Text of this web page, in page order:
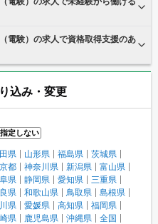
電験）の求人で資格取得支援のあ
込み・変更
指定しない
県 山形県 福島県
茨城県
都 神奈川県 新潟県
富山県
県 静岡県 愛知県
三重県
県 和歌山県 鳥取県
島根県
県 愛媛県 高知県
福岡県
県 鹿児島県 沖縄県
全国